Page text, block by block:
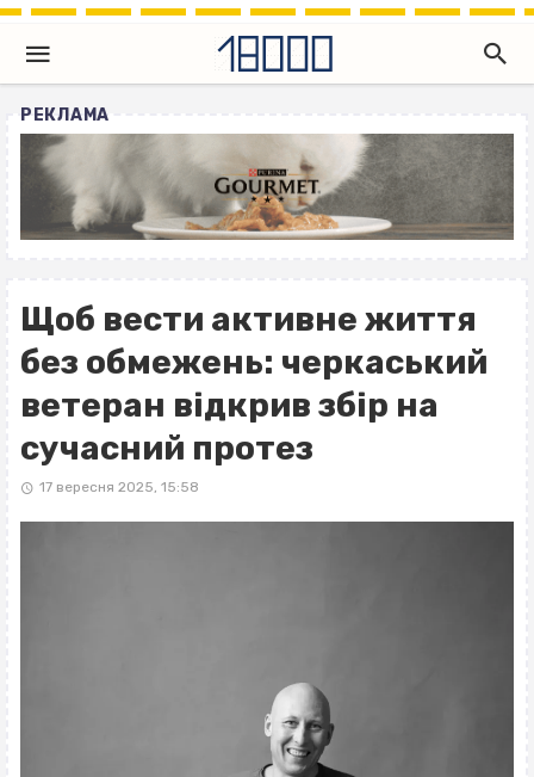
РЕКЛАМА
Щоб вести активне життя
без обмежень: черкаський
ветеран відкрив збір на
сучасний протез
17 вересня 2025, 15:58